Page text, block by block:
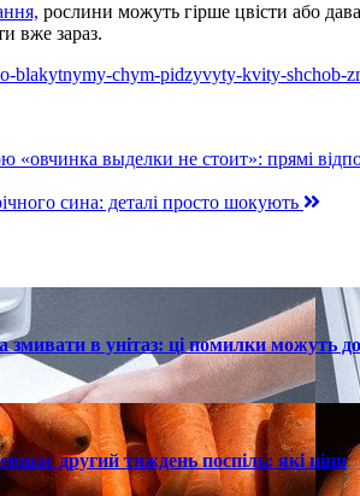
рослини можуть гірше цвісти або
вже зараз.
blakytnymy-chym-pidzyvyty-kvity-
«овчинка выделки не стоит»: прямі
сина: деталі просто шокують
в унітаз: ці помилки можуть
другий тиждень поспіль: які ціни